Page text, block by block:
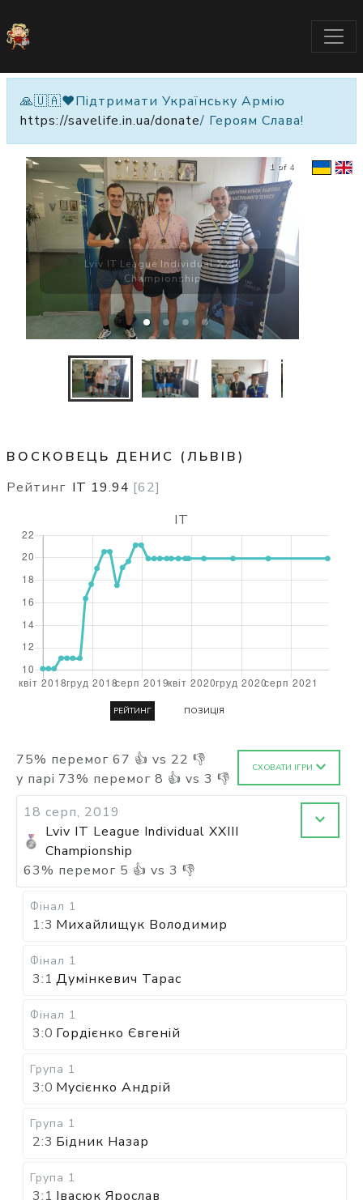
🙏🇺🇦❤️Підтримати Українську Армію
https://savelife.in.ua/donate/ Героям Слава!
Lviv IT League Individual XXIII
Championship
1 of 4
ВОСКОВЕЦЬ ДЕНИС (ЛЬВІВ)
Рейтинг IT 19.94 [62]
75% перемог 67 👍 vs 22 👎
у парі 73% перемог 8 👍 vs 3 👎
СХОВАТИ ІГРИ
18 серп, 2019
Lviv IT League Individual XXIII
Championship
63% перемог 5 👍 vs 3 👎
Фінал 1
1:3 Михайлищук Володимир
Фінал 1
3:1 Думінкевич Тарас
Фінал 1
3:0 Гордієнко Євгеній
Група 1
3:0 Мусієнко Андрій
Група 1
2:3 Бідник Назар
Група 1
3:1 Івасюк Ярослав
IT
РЕЙТИНГ ПОЗИЦІЯ